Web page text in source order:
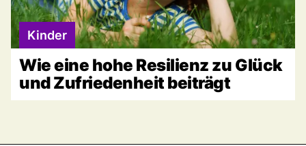
Kinder
Wie eine hohe Resilienz zu Glück
und Zufriedenheit beiträgt